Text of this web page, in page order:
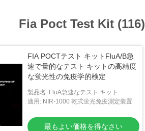
Fia Poct Test Kit (116)
FIA POCTテスト キットFluA/B急
速で量的なテスト キットの高精度
な蛍光性の免疫学的検定
製品名: FluA急速なテスト キット
適用: NIR-1000 乾式蛍光免疫測定装置
最もよい価格を得なさい